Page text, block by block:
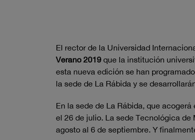
El rector de la Universidad
Verano 2019 que la institución
esta nueva edición se han programado
la sede de La Rábida y se
En la sede de La Rábida, que
el 26 de julio. La sede Tecnológica de
agosto al 6 de septiembre. Y